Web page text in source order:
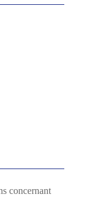
concernant